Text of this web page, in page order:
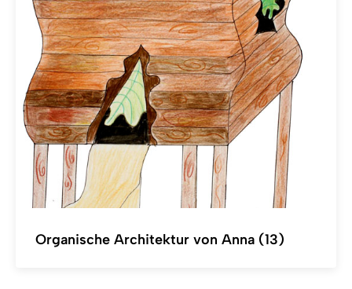
Organische Architektur von Anna (13)